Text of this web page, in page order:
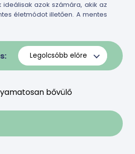
azok számára, akik az
életmódot illetően. A mentes
bővülő